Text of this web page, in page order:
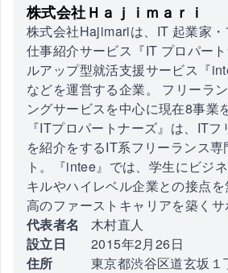
株式会社Ｈａｊｉｍａｒｉ
株式会社Hajimariは、IT 起業家
仕事紹介サービス『IT プロパー
ルアップ型就活支援サービス『
などを運営する企業。 フリーラ
ングサービスを中心に現在8事業
『ITプロパートナーズ』は、IT
を紹介をするIT系フリーランス
ト。『intee』では、学生にビジ
キルやハイレベル企業との接点
高のファーストキャリアを築くサ
代表者名
木村直人
設立日
2015年2月26日
住所
東京都渋谷区道玄坂１